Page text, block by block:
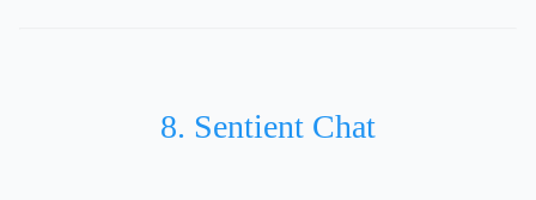
8. Sentient Chat